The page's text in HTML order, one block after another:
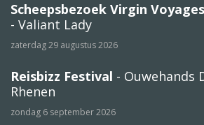
Scheepsbezoek Virgin
- Valiant Lady
zaterdag 29 augustus 2026
Reisbizz Festival - Ouwehands
Rhenen
zondag 6 september 2026